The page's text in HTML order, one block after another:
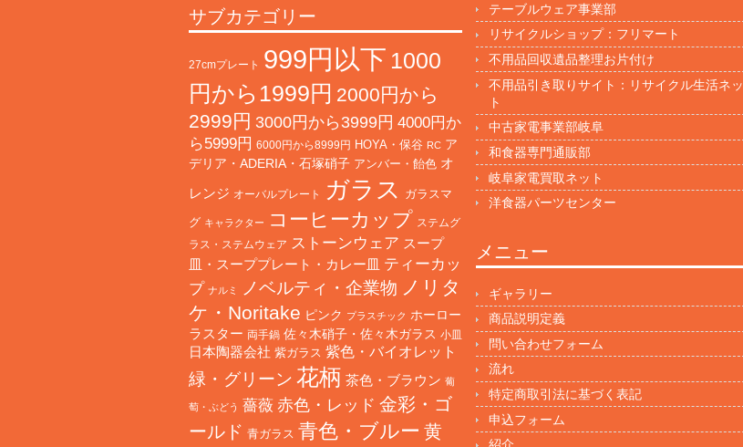
テーブルウェア事業部
リサイクルショップ：フリマート
不用品回収遺品整理お片付け
不用品引き取りサイト：リサイクル生活ネッ
ト
中古家電事業部岐阜
和食器専門通販部
岐阜家電買取ネット
洋食器パーツセンター
サブカテゴリー
27cmプレート 999円以下 1000
円から1999円 2000円から
2999円 3000円から3999円 4000円か
ら5999円 6000円から8999円 HOYA・保谷 RC ア
デリア・ADERIA・石塚硝子 アンバー・飴色 オ
レンジ オーバルプレート ガラス ガラスマ
グ キャラクター コーヒーカップ ステムグ
ラス・ステムウェア ストーンウェア スープ
皿・スーププレート・カレー皿 ティーカッ
プ ナルミ ノベルティ・企業物 ノリタ
ケ・Noritake ピンク プラスチック ホーロー
ラスター 両手鍋 佐々木硝子・佐々木ガラス 小皿
日本陶器会社 紫ガラス 紫色・バイオレット
緑・グリーン 花柄 茶色・ブラウン 葡
萄・ぶどう 薔薇 赤色・レッド 金彩・ゴ
ールド 青ガラス 青色・ブルー 黄
メニュー
ギャラリー
商品説明定義
問い合わせフォーム
流れ
特定商取引法に基づく表記
申込フォーム